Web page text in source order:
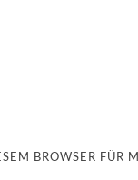
BROWSER FÜR